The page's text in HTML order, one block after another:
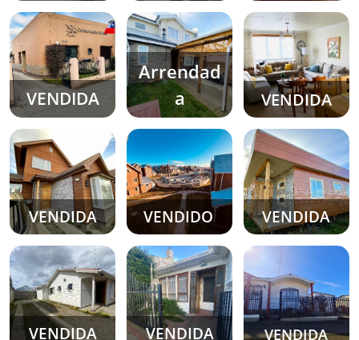
VENDIDA
Arrendad
a
VENDIDA
VENDIDA VENDIDO VENDIDA
VENDIDA VENDIDA VENDIDA